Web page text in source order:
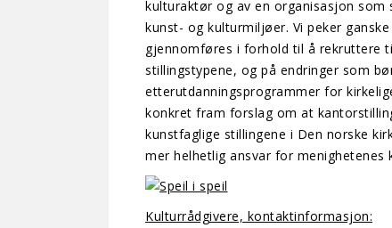
kulturaktør og av en organisasjon som
kunst- og kulturmiljøer. Vi peker
gjennomføres i forhold til å rekruttere
stillingstypene, og på endringer som
etterutdanningsprogrammer for
konkret fram forslag om at
kunstfaglige stillingene i Den norske
mer helhetlig ansvar for menighetenes
Kulturrådgivere, kontaktinformasjon: